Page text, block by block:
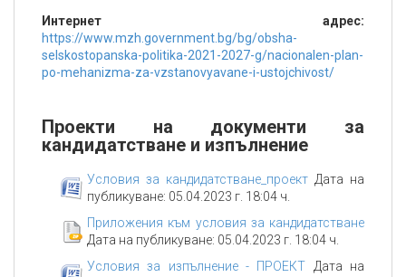
технологии, технологии за производство и
организация в селското стопанство, за
автоматизиране на работните процеси.
Интернет адрес:
https://www.mzh.government.bg/bg/obsha-
selskostopanska-politika-2021-2027-g/nacionalen-plan-
po-mehanizma-za-vzstanovyavane-i-ustojchivost/
Проекти на документи за
кандидатстване и изпълнение
Условия за кандидатстване_проект Дата на
публикуване: 05.04.2023 г. 18:04 ч.
Приложения към условия за кандидатстване
Дата на публикуване: 05.04.2023 г. 18:04 ч.
Условия за изпълнение - ПРОЕКТ Дата на